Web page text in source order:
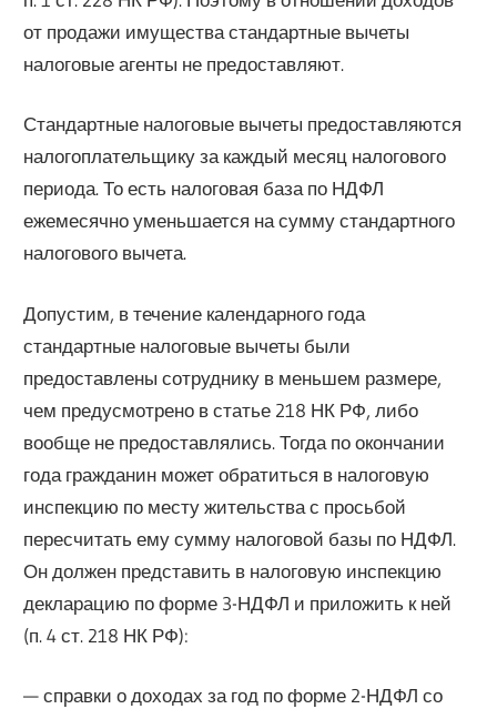
от продажи имущества стандартные вычеты
налоговые агенты не предоставляют.
Стандартные налоговые вычеты предоставляются
налогоплательщику за каждый месяц налогового
периода. То есть налоговая база по НДФЛ
ежемесячно уменьшается на сумму стандартного
налогового вычета.
Допустим, в течение календарного года
стандартные налоговые вычеты были
предоставлены сотруднику в меньшем размере,
чем предусмотрено в статье 218 НК РФ, либо
вообще не предоставлялись. Тогда по окончании
года гражданин может обратиться в налоговую
инспекцию по месту жительства с просьбой
пересчитать ему сумму налоговой базы по НДФЛ.
Он должен представить в налоговую инспекцию
декларацию по форме 3-НДФЛ и приложить к ней
(п. 4 ст. 218 НК РФ):
— справки о доходах за год по форме 2-НДФЛ со